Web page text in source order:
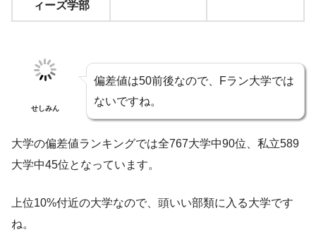
ィーズ学部
せしみん
偏差値は50前後なので、Fラン大学では
ないですね。
大学の偏差値ランキングでは全767大学中90位、私立589
大学中45位となっています。
上位10%付近の大学なので、頭いい部類に入る大学です
ね。